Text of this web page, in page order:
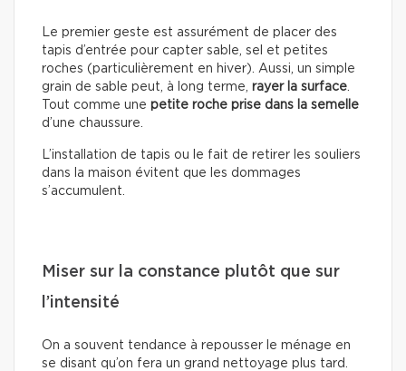
Le premier geste est assurément de placer des
tapis d’entrée pour capter sable, sel et petites
roches (particulièrement en hiver). Aussi, un simple
grain de sable peut, à long terme, rayer la surface
Tout comme une petite roche prise dans la semelle
d’une chaussure.
L’installation de tapis ou le fait de retirer les souliers
dans la maison évitent que les dommages
s’accumulent.
Miser sur la constance plutôt que sur
l’intensité
On a souvent tendance à repousser le ménage en
se disant qu’on fera un grand nettoyage plus tard.